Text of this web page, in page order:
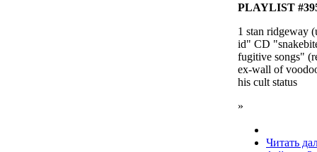
PLAYLIST
1 stan ridgeway
id" CD
fugitive songs"
ex-wall of
his cult status
»
Читать